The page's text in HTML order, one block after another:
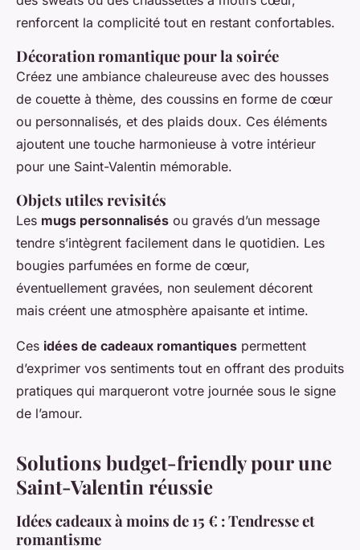
renforcent la complicité tout en restant confortables.
Décoration romantique pour la soirée
Créez une ambiance chaleureuse avec des housses
de couette à thème, des coussins en forme de cœur
ou personnalisés, et des plaids doux. Ces éléments
ajoutent une touche harmonieuse à votre intérieur
pour une Saint-Valentin mémorable.
Objets utiles revisités
Les mugs personnalisés ou gravés d’un message
tendre s’intègrent facilement dans le quotidien. Les
bougies parfumées en forme de cœur,
éventuellement gravées, non seulement décorent
mais créent une atmosphère apaisante et intime.
Ces idées de cadeaux romantiques permettent
d’exprimer vos sentiments tout en offrant des produits
pratiques qui marqueront votre journée sous le signe
de l’amour.
Solutions budget-friendly pour une
Saint-Valentin réussie
Idées cadeaux à moins de 15 € : Tendresse et
romantisme